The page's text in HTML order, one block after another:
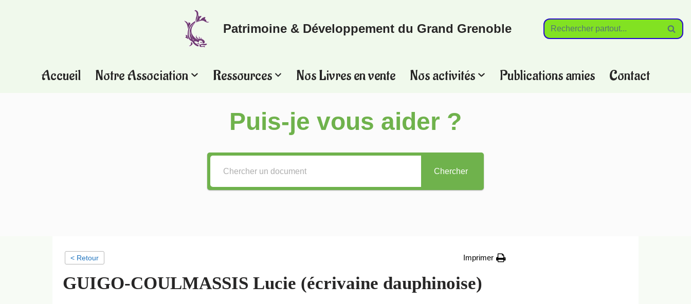
Patrimoine & Développement du Grand Grenoble
Accueil Notre Association Ressources Nos Livres en vente Nos activités Publications amies Contact
Puis-je vous aider ?
Chercher
< Retour Imprimer
GUIGO-COULMASSIS Lucie (écrivaine dauphinoise)